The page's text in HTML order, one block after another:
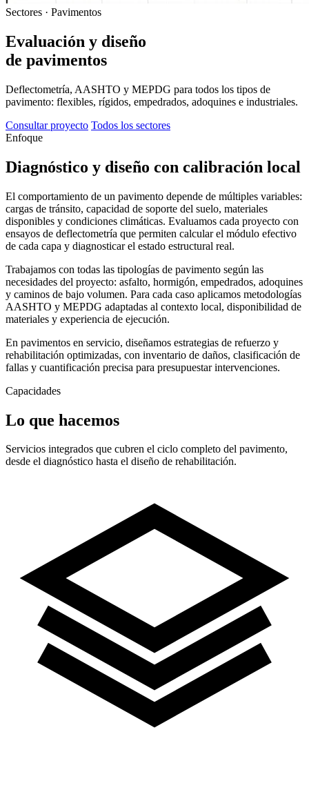
Sectores · Pavimentos
Evaluación y diseño
de pavimentos
Deflectometría, AASHTO y MEPDG para todos los tipos de
pavimento: flexibles, rígidos, empedrados, adoquines e industriales.
Consultar proyecto Todos los sectores
Enfoque
Diagnóstico y diseño con calibración local
El comportamiento de un pavimento depende de múltiples variables:
cargas de tránsito, capacidad de soporte del suelo, materiales
disponibles y condiciones climáticas. Evaluamos cada proyecto con
ensayos de deflectometría que permiten calcular el módulo efectivo
de cada capa y diagnosticar el estado estructural real.
Trabajamos con todas las tipologías de pavimento según las
necesidades del proyecto: asfalto, hormigón, empedrados, adoquines
y caminos de bajo volumen. Para cada caso aplicamos metodologías
AASHTO y MEPDG adaptadas al contexto local, disponibilidad de
materiales y experiencia de ejecución.
En pavimentos en servicio, diseñamos estrategias de refuerzo y
rehabilitación optimizadas, con inventario de daños, clasificación de
fallas y cuantificación precisa para presupuestar intervenciones.
Capacidades
Lo que hacemos
Servicios integrados que cubren el ciclo completo del pavimento,
desde el diagnóstico hasta el diseño de rehabilitación.